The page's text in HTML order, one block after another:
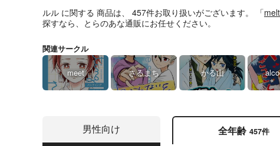
ルル に関する 商品は、 457件お取り扱いがございます。 「
探すなら、とらのあな通販にお任せください。
関連サークル
meet さるまち かる山
男性向け
全年齢 457件